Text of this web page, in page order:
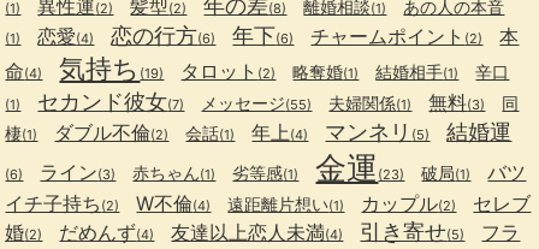
(1) 異性運(2) 髪型(2) (8) 離婚相談(1) あの人の本音
(1) 恋愛(4) 恋の行方(6) 年下(6) チャームポイント (2)
本
命(4) 気持ち (19) タロット (2) 略奪婚(1) 結婚相手(1) 辛口
(1) セカンド彼女(7) メッセージ(55) 夫婦関係(1) 無料(3)
同
棲(1) ダブル不倫(2) 会話(1) 年上 (4) マンネリ (5) 結婚運
(6) ライン(3) 赤ちゃん(1) 劣等感(1) 金運 (23) 破局(1)
バツ
イチ子持ち (2) W不倫(4) 遠距離片想い(1) カップル(2)
セレブ
婚(2) だめんず(4) 友達以上恋人未満(4) 引き寄せ(5)
フラ